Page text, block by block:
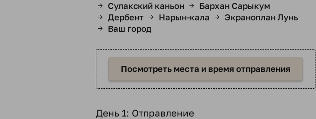
→ Сулакский каньон → Бархан Сарыкум
→ Дербент → Нарын-кала → Экраноплан Лунь
→ Ваш город
Посмотреть места и время отправления
День 1: Отправление